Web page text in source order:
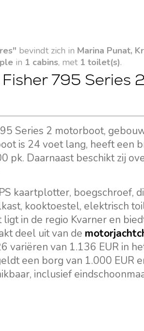
bevindt zich in Marina Punat,
in 1 cabins, met 1 toilet(s).
795 Series
Series 2 motorboot,
is 24 voet lang, heeft een
pk. Daarnaast beschikt zij
kaartplotter, boegschroef,
kooktoestel, elektrisch
in de regio Kvarner en
deel uit van de
van 1.136 EUR in
een borg van 1.000 EUR
inclusief